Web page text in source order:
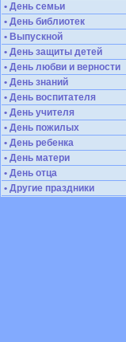
• День семьи
• День библиотек
• Выпускной
• День защиты детей
• День любви и верности
• День знаний
• День воспитателя
• День учителя
• День пожилых
• День ребенка
• День матери
• День отца
• Другие праздники